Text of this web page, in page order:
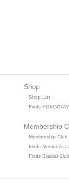
Shop
Shop List
Finds
Membership
Membership Club
Finds Member's
Finds Braidal Club